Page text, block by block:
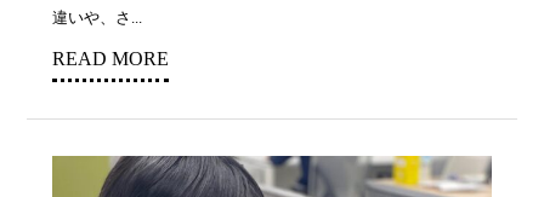
違いや、さ...
READ MORE